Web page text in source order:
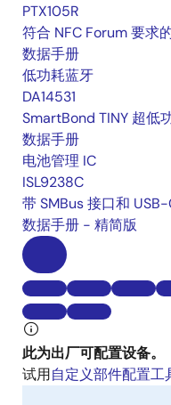
PTX105R
符合 NFC Forum 要求
数据手册
低功耗蓝牙
DA14531
SmartBond TINY 超低
数据手册
电池管理 IC
ISL9238C
带 SMBus 接口和
数据手册 - 精简版
此为出厂可配置设备。
试用自定义部件配置工